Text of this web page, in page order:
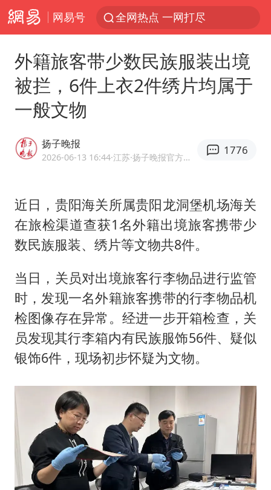
网易号 全网热点 一网打尽
外籍旅客带少数民族服装出境
被拦，6件上衣2件绣片均属于
一般文物
扬子晚报
2026-06-13 16:44·江苏 ·扬子晚报官方网易号
1776
近日，贵阳海关所属贵阳龙洞堡机场海关
在旅检渠道查获1名外籍出境旅客携带少
数民族服装、绣片等文物共8件。
当日，关员对出境旅客行李物品进行监管
时，发现一名外籍旅客携带的行李物品机
检图像存在异常。经进一步开箱检查，关
员发现其行李箱内有民族服饰56件、疑似
银饰6件，现场初步怀疑为文物。